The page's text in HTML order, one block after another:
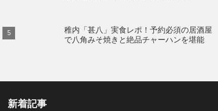
稚内「甚八」実食レポ！予約必須の居酒屋
で八角みそ焼きと絶品チャーハンを堪能
新着記事